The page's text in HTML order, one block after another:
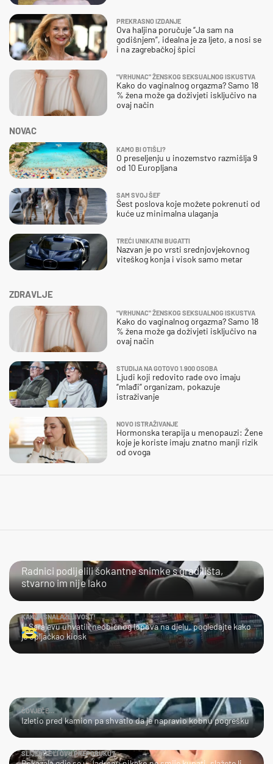
ZDRAVLJE
"VRHUNAC" ŽENSKOG SEKSUALNOG ISKUSTVA
Kako do vaginalnog orgazma? Samo 18
% žena može ga doživjeti isključivo na
ovaj način
STUDIJA NA GOTOVO 1.900 OSOBA
Ljudi koji redovito rade ovo imaju
“mlađi” organizam, pokazuje
istraživanje
NOVO ISTRAŽIVANJE
Hormonska terapija u menopauzi: Žene
koje je koriste imaju znatno manji rizik
od ovoga
NOVAC
KAMO BI OTIŠLI?
O preseljenju u inozemstvo razmišlja 9
od 10 Europljana
SAM SVOJ ŠEF
Šest poslova koje možete pokrenuti od
kuće uz minimalna ulaganja
TREĆI UNIKATNI BUGATTI
Nazvan je po vrsti srednjovjekovnog
viteškog konja i visok samo metar
PREKRASNO IZDANJE
Ova haljina poručuje “Ja sam na
godišnjem”, idealna je za ljeto, a nosi se
i na zagrebačkoj špici
"VRHUNAC" ŽENSKOG SEKSUALNOG ISKUSTVA
Kako do vaginalnog orgazma? Samo 18
% žena može ga doživjeti isključivo na
ovaj način
Radnici podijelili šokantne snimke s gradilišta,
stvarno im nije lako
KAKVA SNALAŽLJIVOST!
U Sarajevu uhvatili neobičnog lopova na djelu, pogledajte kako
je opljačkao kiosk
ČOVJEČE...
Izletio pred kamion pa shvatio da je napravio kobnu pogrešku
SLIJEDITE LI OVU PREPORUKU?